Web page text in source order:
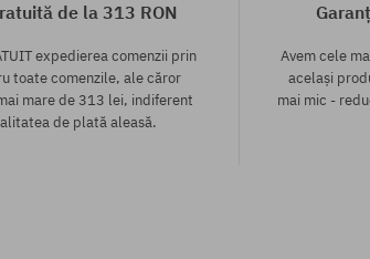
de la 313 RON
expedierea comenzii prin
toate comenzile, ale căror
mare de 313 lei, indiferent
de plată aleasă.
Avem cele
același
mai mic -